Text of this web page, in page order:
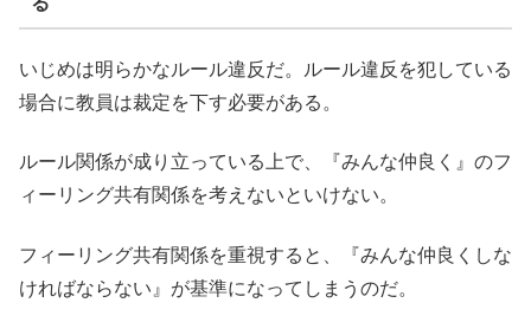
いじめは明らかなルール違反だ。ルール違反を犯している
場合に教員は裁定を下す必要がある。
ルール関係が成り立っている上で、『みんな仲良く』のフ
ィーリング共有関係を考えないといけない。
フィーリング共有関係を重視すると、『みんな仲良くしな
ければならない』が基準になってしまうのだ。